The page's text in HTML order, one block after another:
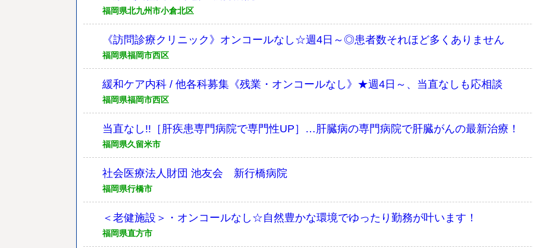
福岡県北九州市小倉北区
《訪問診療クリニック》オンコールなし☆週4日～◎患者数それほど多くありません
福岡県福岡市西区
緩和ケア内科 / 他各科募集《残業・オンコールなし》★週4日～、当直なしも応相談
福岡県福岡市西区
当直なし!!［肝疾患専門病院で専門性UP］…肝臓病の専門病院で肝臓がんの最新治療！
福岡県久留米市
社会医療法人財団 池友会 新行橋病院
福岡県行橋市
＜老健施設＞・オンコールなし☆自然豊かな環境でゆったり勤務が叶います！
福岡県直方市